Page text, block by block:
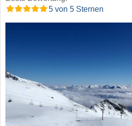
5 von 5 Sternen